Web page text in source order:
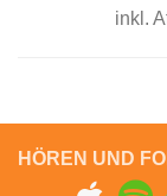
inkl.
HÖREN UND